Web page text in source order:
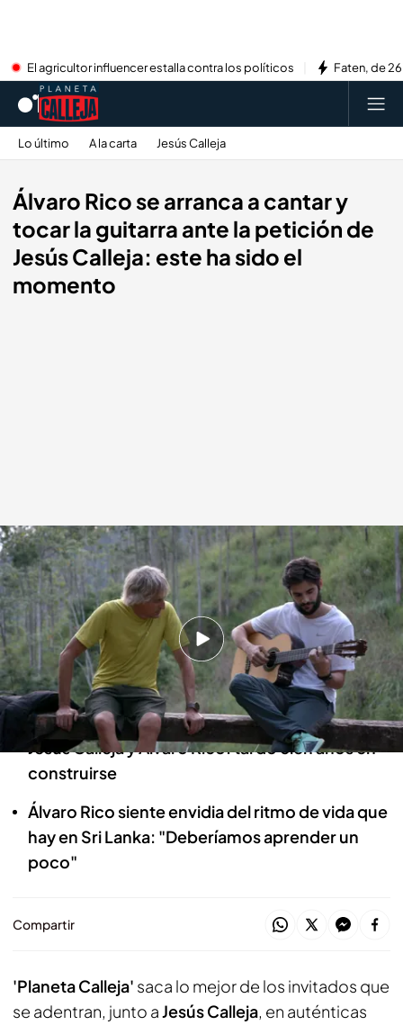
El agricultor influencer estalla contra los políticos Faten, de
Lo último A la carta Jesús Calleja
Álvaro Rico se arranca a cantar y
tocar la guitarra ante la petición de
Jesús Calleja: este ha sido el
momento
Álvaro Rico junto a Jesús Calleja.
Planeta Calleja
13 FEB 2024 - 00:50h.
Las preferencias musicales de Álvaro Rico: "Me
gusta el flamenco"
Así es la estación de tren en la que han estado
Jesús Calleja y Álvaro Rico: tardó cien años en
construirse
Álvaro Rico siente envidia del ritmo de vida que
hay en Sri Lanka: "Deberíamos aprender un
poco"
Compartir
'Planeta Calleja' saca lo mejor de los invitados que
se adentran, junto aJesús Calleja, en auténticas